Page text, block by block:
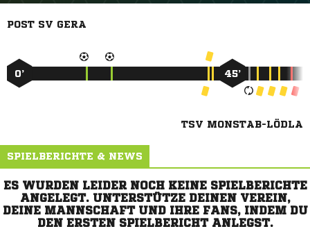
POST SV GERA
0’ 45’
TSV MONSTAB-LÖDLA
SPIELBERICHTE & NEWS
ES WURDEN LEIDER NOCH KEINE SPIELBERICHTE
ANGELEGT. UNTERSTÜTZE DEINEN VEREIN,
DEINE MANNSCHAFT UND IHRE FANS, INDEM DU
DEN ERSTEN SPIELBERICHT ANLEGST.